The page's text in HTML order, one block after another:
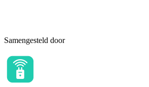
Samengesteld door